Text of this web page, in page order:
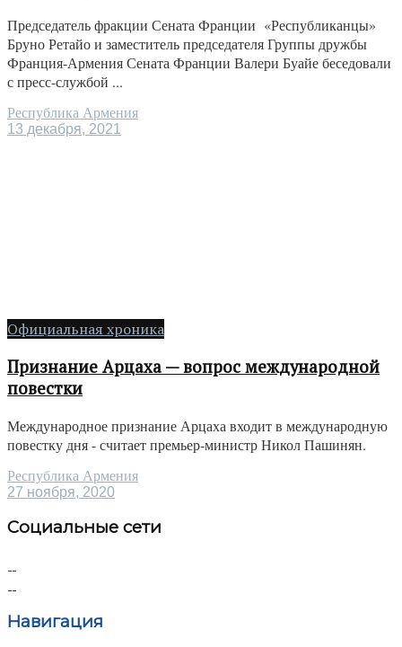
Председатель фракции Сената Франции «Республиканцы»
Бруно Ретайо и заместитель председателя Группы дружбы
Франция-Армения Сената Франции Валери Буайе беседовали
с пресс-службой ...
Республика Армения
13 декабря, 2021
Официальная хроника
Признание Арцаха — вопрос международной
повестки
Международное признание Арцаха входит в международную
повестку дня - считает премьер-министр Никол Пашинян.
Республика Армения
27 ноября, 2020
Социальные сети
Навигация